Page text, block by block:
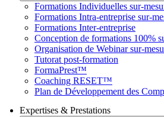
Formations Individuelles sur-
Formations Intra-entreprise sur-
Formations Inter-entreprise
Conception de formations 100%
Organisation de Webinar sur-
Tutorat post-formation
FormaPrest™
Coaching RESET™
Plan de Développement des
Expertises & Prestations